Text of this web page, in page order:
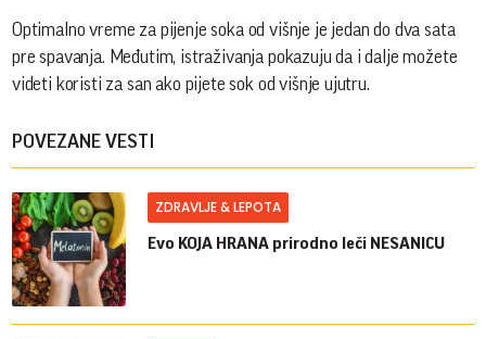
Optimalno vreme za pijenje soka od višnje je jedan do dva sata
pre spavanja. Međutim, istraživanja pokazuju da i dalje možete
videti koristi za san ako pijete sok od višnje ujutru.
POVEZANE VESTI
ZDRAVLJE & LEPOTA
Evo KOJA HRANA prirodno leči NESANICU